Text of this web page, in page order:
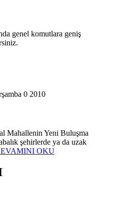
genel komutlara geniş
0 2010
Mahallenin Yeni Buluşma
şehirlerde ya da uzak
OKU